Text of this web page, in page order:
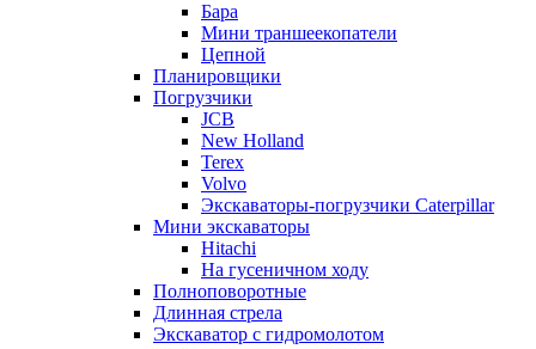
Бара
Мини траншеекопатели
Цепной
Планировщики
Погрузчики
JCB
New Holland
Terex
Volvo
Экскаваторы-погрузчики Caterpillar
Мини экскаваторы
Hitachi
На гусеничном ходу
Полноповоротные
Длинная стрела
Экскаватор с гидромолотом